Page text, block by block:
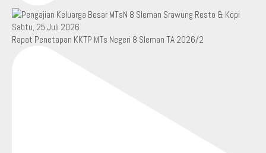
Rapat Penetapan KKTP MTs Negeri 8 Sleman TA 2026/2